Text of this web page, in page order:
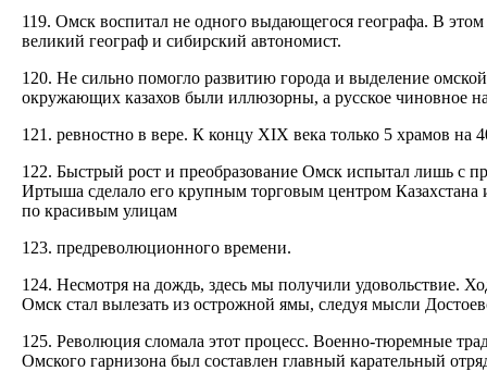
119. Омск воспитал не одного выдающегося географа. В
великий географ и сибирский автономист.
120. Не сильно помогло развитию города и выделение
окружающих казахов были иллюзорны, а русское чиновное
121. ревностно в вере. К концу XIX века только 5 храмов на
122. Быстрый рост и преобразование Омск испытал лишь с
Иртыша сделало его крупным торговым центром
по красивым улицам
123. предреволюционного времени.
124. Несмотря на дождь, здесь мы получили удовольствие.
Омск стал вылезать из острожной ямы, следуя мысли
125. Революция сломала этот процесс. Военно-тюремные
Омского гарнизона был составлен главный карательный